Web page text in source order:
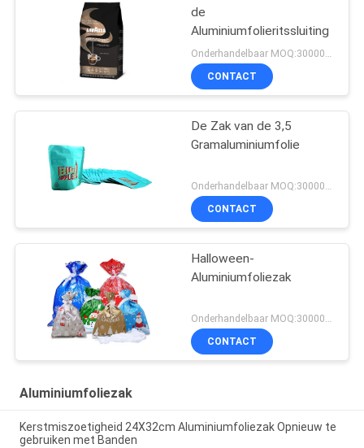
de
Aluminiumfolieritssluiting
Onderhandelbaar MOQ:30000PCS
CONTACT
De Zak van de 3,5
Gramaluminiumfolie
CONTACT
Halloween-
Aluminiumfoliezak
CONTACT
Aluminiumfoliezak
Kerstmiszoetigheid 24X32cm Aluminiumfoliezak Opnieuw te
gebruiken met Banden